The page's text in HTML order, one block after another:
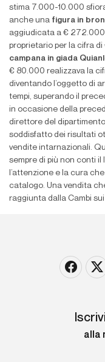
stima 7.000-10.000
anche una figura in
aggiudicata a €
proprietario per la cifra
campana in giada
€ 80.000 realizzava la
diventando l’oggetto di
tempi, superando il
in occasione della
direttore del
soddisfatto dei risultati
vendite intarnazionali.
sempre di più non conti il
l’attenzione e la cura
catalogo. Una vendita
raggiunta dalla Cambi
alla